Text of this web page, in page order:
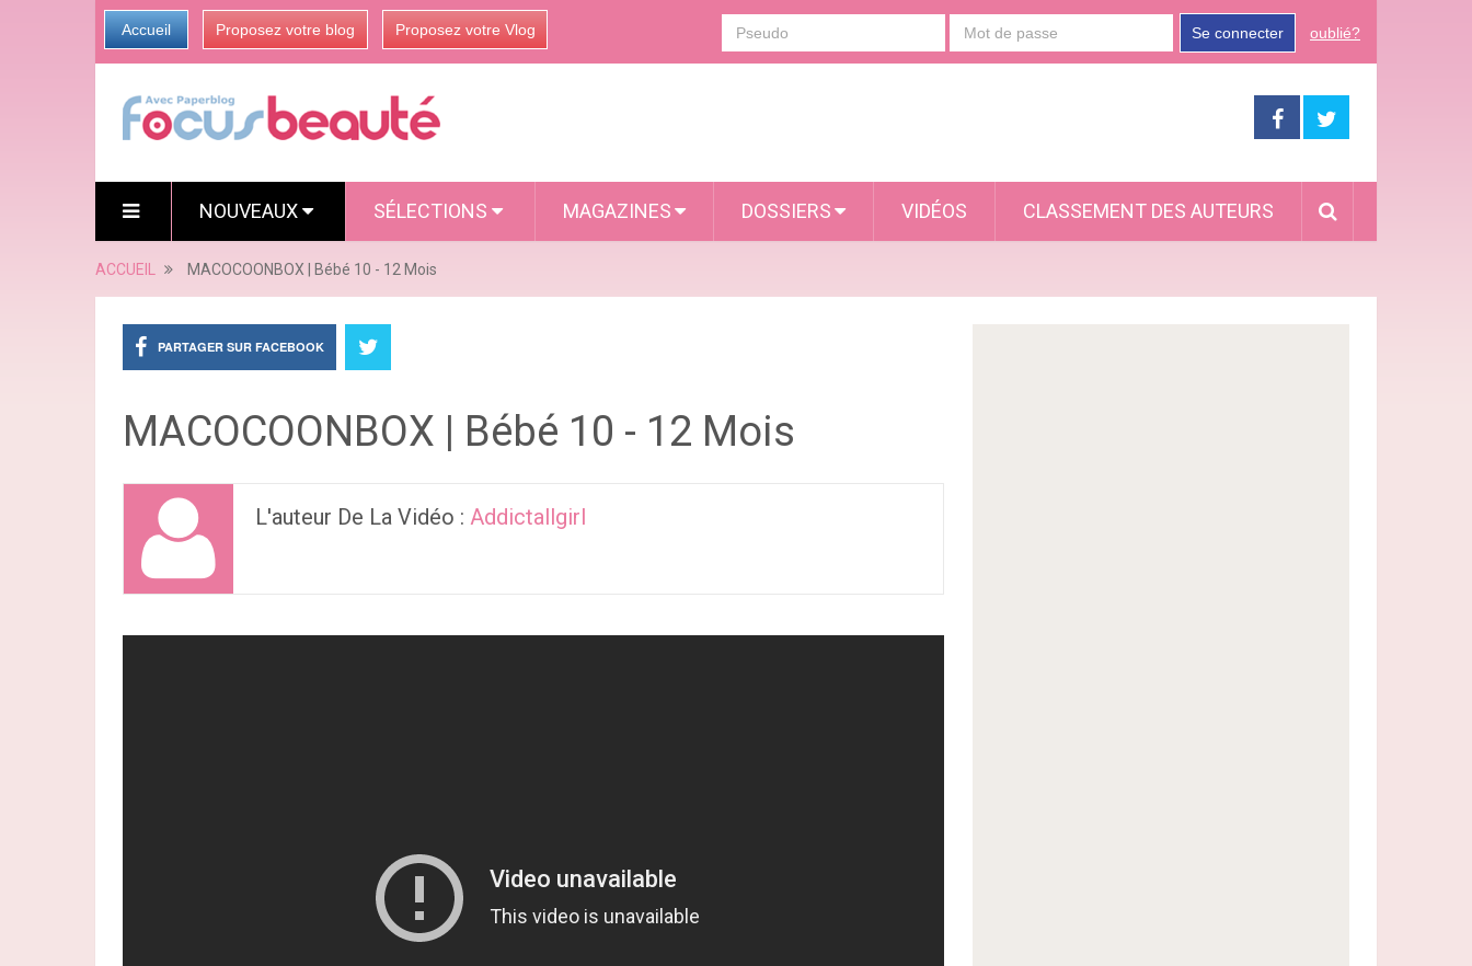
Accueil Proposez votre blog Proposez votre Vlog Se connecter oublié?
NOUVEAUX SÉLECTIONS MAGAZINES DOSSIERS VIDÉOS CLASSEMENT DES AUTEURS
ACCUEIL MACOCOONBOX | Bébé 10 - 12 Mois
PARTAGER SUR FACEBOOK
MACOCOONBOX | Bébé 10 - 12 Mois
L'auteur De La Vidéo : Addictallgirl